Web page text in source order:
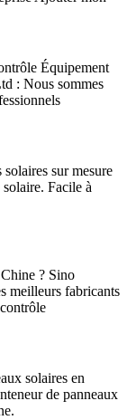
Équipement
: Nous sommes
sur mesure
Facile à
? Sino
meilleurs fabricants
solaires en
de panneaux